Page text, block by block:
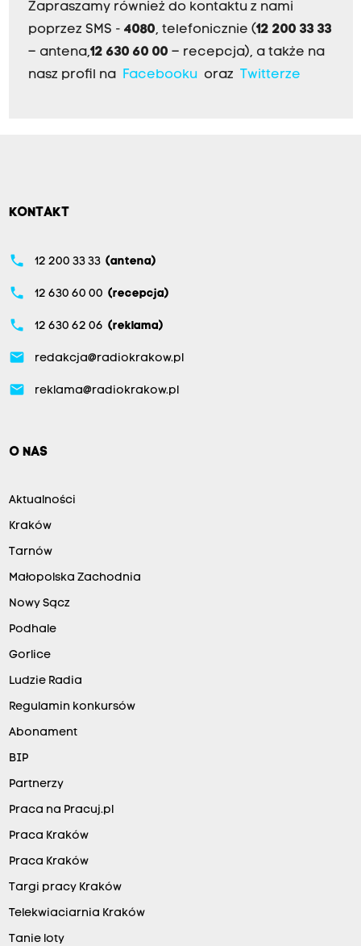
Zapraszamy również do kontaktu z nami
poprzez SMS - 4080, telefonicznie (12 200 33 33
– antena,12 630 60 00 – recepcja), a także na
nasz profil na
Facebookuoraz Twitterze
KONTAKT
phone 12 200 33 33 (antena)
phone 12 630 60 00 (recepcja)
phone 12 630 62 06 (reklama)
email redakcja@radiokrakow.pl
email reklama@radiokrakow.pl
O NAS
Aktualności
Kraków
Tarnów
Małopolska Zachodnia
Nowy Sącz
Podhale
Gorlice
Ludzie Radia
Regulamin konkursów
Abonament
BIP
Partnerzy
Praca na Pracuj.pl
Praca Kraków
Praca Kraków
Targi pracy Kraków
Telekwiaciarnia Kraków
Tanie loty